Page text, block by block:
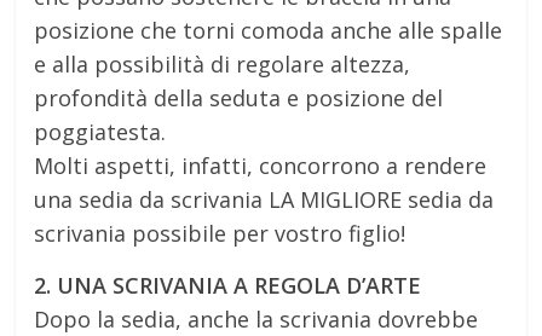
posizione che torni comoda anche alle spalle
e alla possibilità di regolare altezza,
profondità della seduta e posizione del
poggiatesta.
Molti aspetti, infatti, concorrono a rendere
una sedia da scrivania LA MIGLIORE sedia da
scrivania possibile per vostro figlio!
2. UNA SCRIVANIA A REGOLA D’ARTE
Dopo la sedia, anche la scrivania dovrebbe